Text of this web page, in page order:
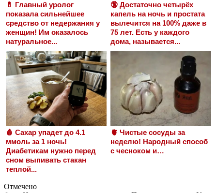
💊 Главный уролог
показала сильнейшее
средство от недержания у
женщин! Им оказалось
натуральное...
🔞 Достаточно четырёх
капель на ночь и простата
вылечится на 100% даже в
75 лет. Есть у каждого
дома, называется...
🩸 Сахар упадет до 4.1
ммоль за 1 ночь!
Диабетикам нужно перед
сном выпивать стакан
теплой...
🫀 Чистые сосуды за
неделю! Народный способ
с чесноком и…
Отмечено